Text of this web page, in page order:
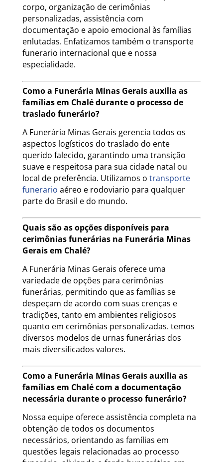
corpo, organização de cerimônias
personalizadas, assistência com
documentação e apoio emocional às famílias
enlutadas. Enfatizamos também o transporte
funerario internacional que e nossa
especialidade.
Como a Funerária Minas Gerais auxilia as
famílias em Chalé durante o processo de
traslado funerário?
A Funerária Minas Gerais gerencia todos os
aspectos logísticos do traslado do ente
querido falecido, garantindo uma transição
suave e respeitosa para sua cidade natal ou
local de preferência. Utilizamos o transporte
funerario aéreo e rodoviario para qualquer
parte do Brasil e do mundo.
Quais são as opções disponíveis para
cerimônias funerárias na Funerária Minas
Gerais em Chalé?
A Funerária Minas Gerais oferece uma
variedade de opções para cerimônias
funerárias, permitindo que as famílias se
despeçam de acordo com suas crenças e
tradições, tanto em ambientes religiosos
quanto em cerimônias personalizadas. temos
diversos modelos de urnas funerárias dos
mais diversificados valores.
Como a Funerária Minas Gerais auxilia as
famílias em Chalé com a documentação
necessária durante o processo funerário?
Nossa equipe oferece assistência completa na
obtenção de todos os documentos
necessários, orientando as famílias em
questões legais relacionadas ao processo